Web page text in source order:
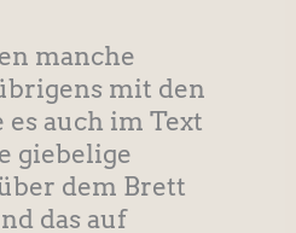
manche
mit den
auch im Text
giebelige
dem Brett
das auf